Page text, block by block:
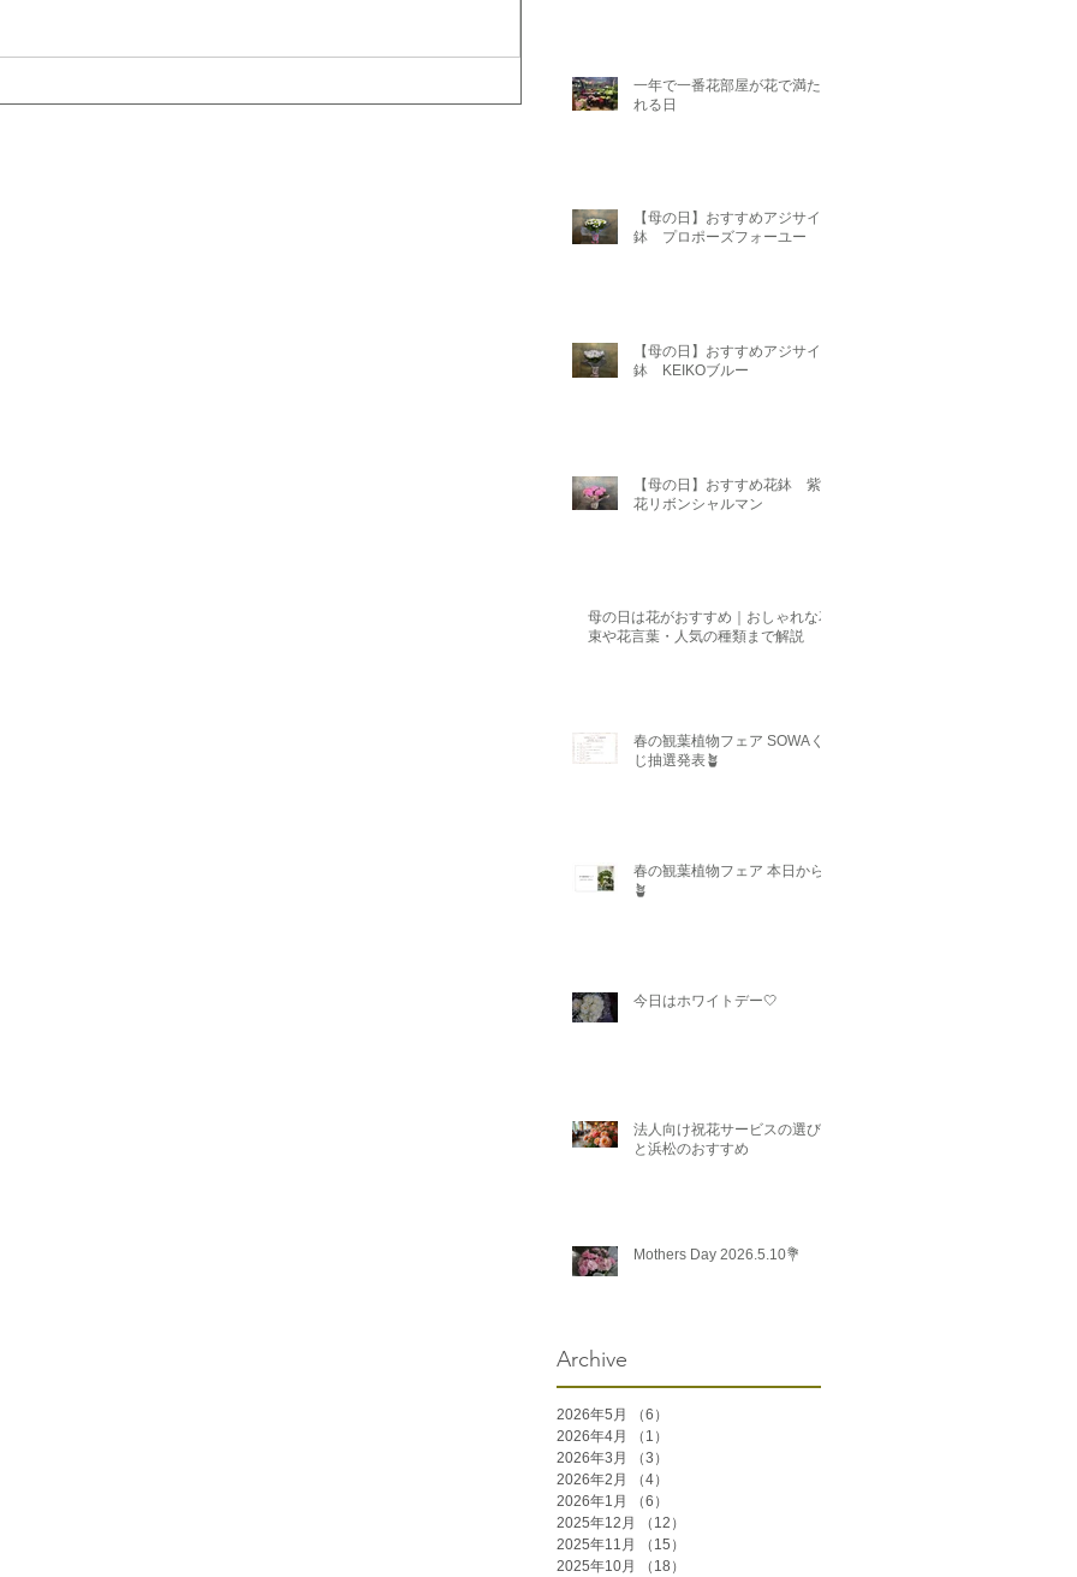
一年で一番花部屋が花で満たさ
れる日
【母の日】おすすめアジサイ
鉢 プロポーズフォーユー
【母の日】おすすめアジサイ
鉢 KEIKOブルー
【母の日】おすすめ花鉢 紫陽
花リボンシャルマン
母の日は花がおすすめ｜おしゃれな花
束や花言葉・人気の種類まで解説
春の観葉植物フェア SOWAく
じ抽選発表🪴
春の観葉植物フェア 本日から
🪴
今日はホワイトデー🤍
法人向け祝花サービスの選び方
と浜松のおすすめ
Mothers Day 2026.5.10💐
Archive
2026年5月 （6）
2026年4月
（1）
2026年3月
（3）
2026年2月
（4）
2026年1月
（6）
2025年12月
（12）
2025年11月
（15）
2025年10月
（18）